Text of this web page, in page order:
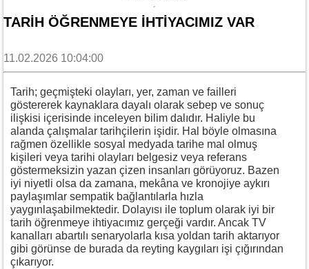
TARİH ÖĞRENMEYE İHTİYACIMIZ VAR
11.02.2026 10:04:00
Tarih; geçmişteki olayları, yer, zaman ve failleri
göstererek kaynaklara dayalı olarak sebep ve sonuç
ilişkisi içerisinde inceleyen bilim dalıdır. Haliyle bu
alanda çalışmalar tarihçilerin işidir. Hal böyle olmasına
rağmen özellikle sosyal medyada tarihe mal olmuş
kişileri veya tarihi olayları belgesiz veya referans
göstermeksizin yazan çizen insanları görüyoruz. Bazen
iyi niyetli olsa da zamana, mekâna ve kronojiye aykırı
paylaşımlar sempatik bağlantılarla hızla
yaygınlaşabilmektedir. Dolayısı ile toplum olarak iyi bir
tarih öğrenmeye ihtiyacımız gerçeği vardır. Ancak TV
kanalları abartılı senaryolarla kısa yoldan tarih aktarıyor
gibi görünse de burada da reyting kaygıları işi çığırından
çıkarıyor.